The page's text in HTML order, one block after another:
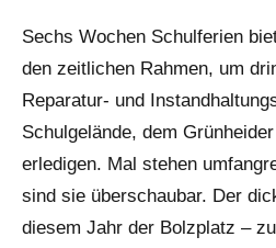
Sechs Wochen Schulferien
den zeitlichen Rahmen, um
Reparatur- und
Schulgelände, dem
erledigen. Mal stehen
sind sie überschaubar. Der
diesem Jahr der Bolzplatz –